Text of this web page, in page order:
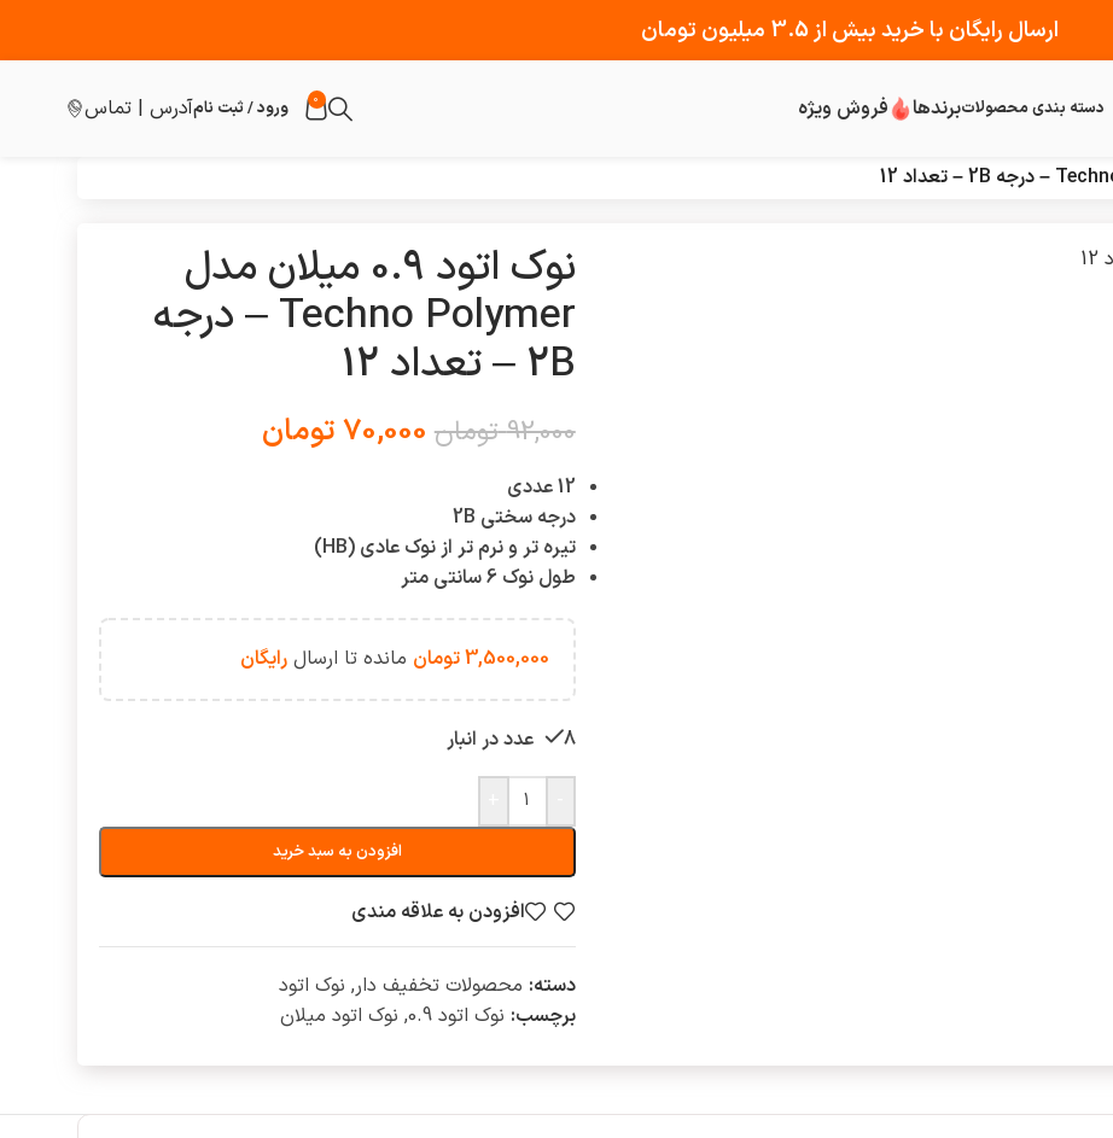
ارسال رایگان با خرید بیش از 3.5 میلیون تومان
دسته بندی محصولاتبرندها فروش ویژه 0 ورود / ثبت نامآدرس | تماس
نوک اتود 0.9 میلان مدل
Techno Polymer – درجه
2B – تعداد 12
92,000 تومان 70,000تومان
12 عددی
درجه سختی 2B
تیره تر و نرم تر از نوک عادی (HB)
طول نوک 6 سانتی متر
3,500,000تومان مانده تا ارسالرایگان
8 عدد در انبار
افزودن به سبد خرید
افزودن به علاقه مندی
دسته: محصولات تخفیف دار, نوک اتود
برچسب: نوک اتود 0.9 , نوک اتود میلان